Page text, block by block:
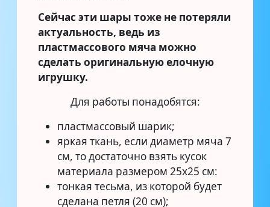
Сейчас эти шары тоже не потеряли
актуальность, ведь из
пластмассового мяча можно
сделать оригинальную елочную
игрушку.
Для работы понадобятся:
пластмассовый шарик;
яркая ткань, если диаметр мяча 7
см, то достаточно взять кусок
материала размером 25х25 см:
тонкая тесьма, из которой будет
сделана петля (20 см);